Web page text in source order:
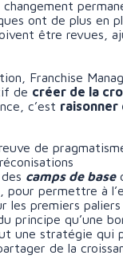
changement
ont de plus en
être revues,
Franchise
de créer de la
c’est raisonner
de
camps de base
pour permettre à
les premiers paliers
principe qu’une
une stratégie qui
de la